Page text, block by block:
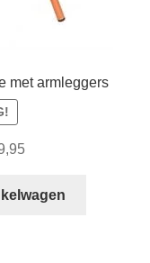
met armleggers
Huidige
is: